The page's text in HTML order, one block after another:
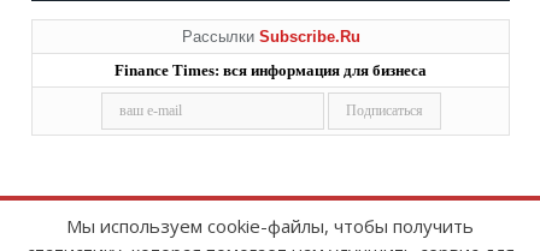
Рассылки Subscribe.Ru
Finance Times: вся информация для бизнеса
Мы используем cookie-файлы, чтобы получить